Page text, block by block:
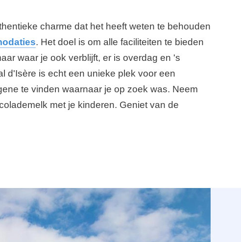
charme dat het heeft weten te behouden
. Het doel is om alle faciliteiten te bieden
waar je ook verblijft, er is overdag en 's
d'Isère is echt een unieke plek voor een
te vinden waarnaar je op zoek was. Neem
met je kinderen. Geniet van de